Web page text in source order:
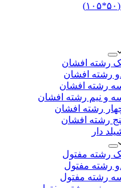
رشته افشان
رشته افشان
رشته افشان
و نیم رشته افشان
رشته افشان
رشته افشان
دار
رشته مفتول
رشته مفتول
رشته مفتول